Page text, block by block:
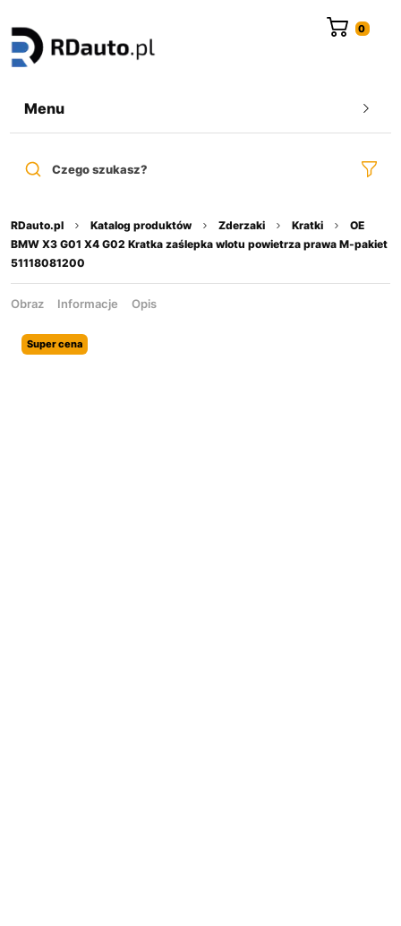
Menu
Czego szukasz?
RDauto.pl Katalog produktów Zderzaki Kratki
OE
BMW X3 G01 X4 G02 Kratka zaślepka wlotu powietrza prawa M-pakiet
51118081200
Obraz Informacje Opis
Super cena